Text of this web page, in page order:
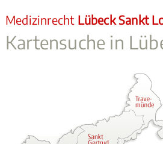
Medizinrecht Lübeck Sankt
Kartensuche in